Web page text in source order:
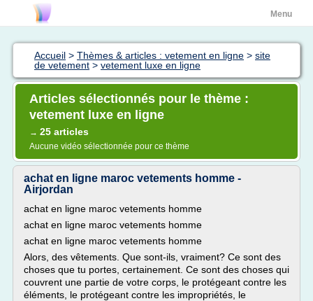
Menu
Accueil > Thèmes & articles : vetement en ligne > site
de vetement > vetement luxe en ligne
Articles sélectionnés pour le thème :
vetement luxe en ligne
→ 25 articles
Aucune vidéo sélectionnée pour ce thème
achat en ligne maroc vetements homme -
Airjordan
achat en ligne maroc vetements homme
achat en ligne maroc vetements homme
achat en ligne maroc vetements homme
Alors, des vêtements. Que sont-ils, vraiment? Ce sont des
choses que tu portes, certainement. Ce sont des choses qui
couvrent une partie de votre corps, le protégeant contre les
éléments, le protégeant contre les impropriétés, le